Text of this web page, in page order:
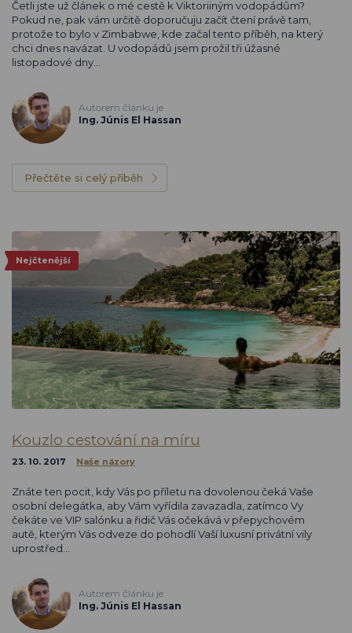
Četli jste už článek o mé cestě k Viktoriiným vodopádům?
Pokud ne, pak vám určitě doporučuju začít čtení právě tam,
protože to bylo v Zimbabwe, kde začal tento příběh, na který
chci dnes navázat. U vodopádů jsem prožil tři úžasné
listopadové dny…
Autorem článku je
Ing. Júnis El Hassan
Přečtěte si celý příběh
Nejčtenější
Kouzlo cestování na míru
23. 10. 2017 Naše názory
Znáte ten pocit, kdy Vás po příletu na dovolenou čeká Vaše
osobní delegátka, aby Vám vyřídila zavazadla, zatímco Vy
čekáte ve VIP salónku a řidič Vás očekává v přepychovém
autě, kterým Vás odveze do pohodlí Vaší luxusní privátní vily
uprostřed…
Autorem článku je
Ing. Júnis El Hassan